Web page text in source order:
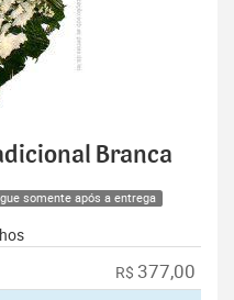
Branca
somente após a entrega
R$ 377,00